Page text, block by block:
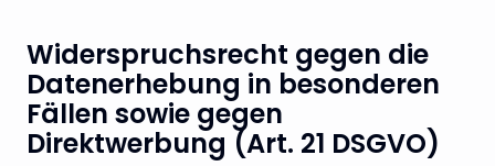
Widerspruchsrecht gegen die
Datenerhebung in besonderen
Fällen sowie gegen
Direktwerbung (Art. 21 DSGVO)